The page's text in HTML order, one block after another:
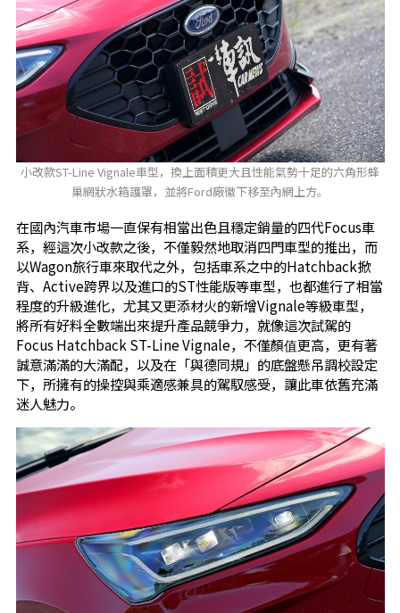
小改款ST-Line Vignale車型，換上面積更大且性能氣勢十足的六角形蜂
巢網狀水箱護罩，並將Ford廠徽下移至內網上方。
在國內汽車市場一直保有相當出色且穩定銷量的四代Focus車
系，經這次小改款之後，不僅毅然地取消四門車型的推出，而
以Wagon旅行車來取代之外，包括車系之中的Hatchback掀
背、Active跨界以及進口的ST性能版等車型，也都進行了相當
程度的升級進化，尤其又更添材火的新增Vignale等級車型，
將所有好料全數端出來提升產品競爭力，就像這次試駕的
Focus Hatchback ST-Line Vignale，不僅顏值更高，更有著
誠意滿滿的大滿配，以及在「與德同規」的底盤懸吊調校設定
下，所擁有的操控與乘適感兼具的駕馭感受，讓此車依舊充滿
迷人魅力。